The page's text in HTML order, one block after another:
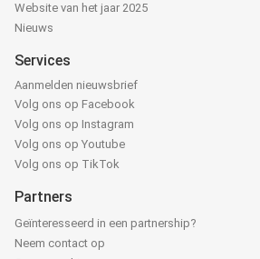
Website van het jaar 2025
Nieuws
Services
Aanmelden nieuwsbrief
Volg ons op Facebook
Volg ons op Instagram
Volg ons op Youtube
Volg ons op TikTok
Partners
Geïnteresseerd in een partnership?
Neem contact op